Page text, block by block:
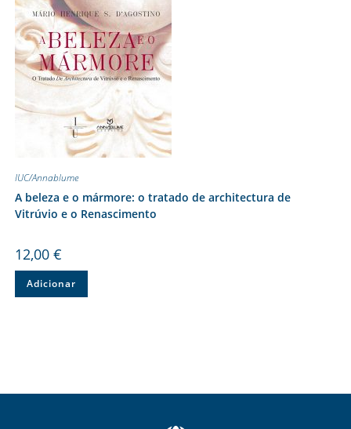
IUC/Annablume
A beleza e o mármore: o tratado de architectura de
Vitrúvio e o Renascimento
12,00 €
Adicionar